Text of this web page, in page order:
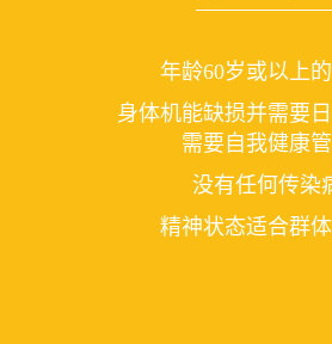
年龄60岁或以上
身体机能缺损并需要
需要自我健康
没有任何传染
精神状态适合群